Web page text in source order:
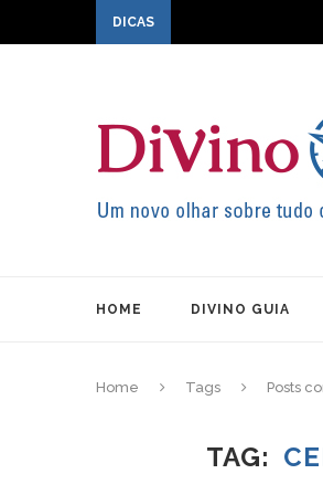
DICAS
HOME DIVINO GUIA
Home Tags Posts
TAG